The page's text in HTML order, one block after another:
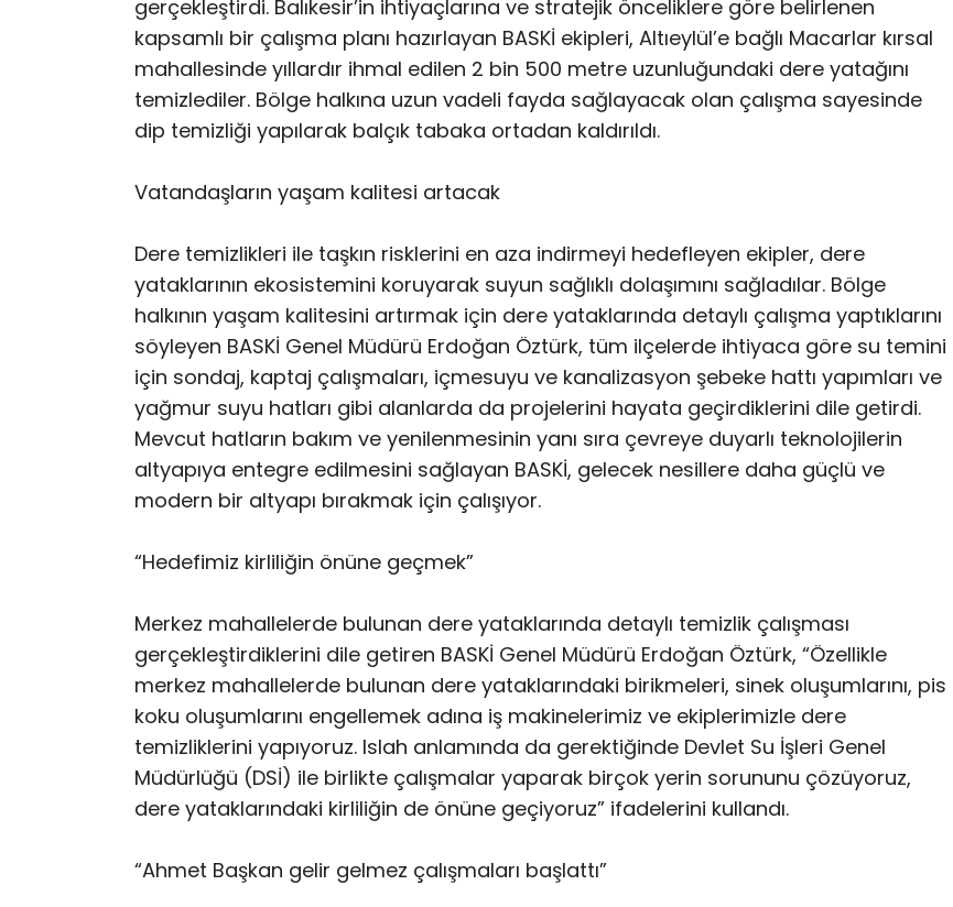
gerçekleştirdi. Balıkesir’in ihtiyaçlarına ve stratejik önceliklere göre belirlenen
kapsamlı bir çalışma planı hazırlayan BASKİ ekipleri, Altıeylül’e bağlı Macarlar kırsal
mahallesinde yıllardır ihmal edilen 2 bin 500 metre uzunluğundaki dere yatağını
temizlediler. Bölge halkına uzun vadeli fayda sağlayacak olan çalışma sayesinde
dip temizliği yapılarak balçık tabaka ortadan kaldırıldı.
Vatandaşların yaşam kalitesi artacak
Dere temizlikleri ile taşkın risklerini en aza indirmeyi hedefleyen ekipler, dere
yataklarının ekosistemini koruyarak suyun sağlıklı dolaşımını sağladılar. Bölge
halkının yaşam kalitesini artırmak için dere yataklarında detaylı çalışma yaptıklarını
söyleyen BASKİ Genel Müdürü Erdoğan Öztürk, tüm ilçelerde ihtiyaca göre su temini
için sondaj, kaptaj çalışmaları, içmesuyu ve kanalizasyon şebeke hattı yapımları ve
yağmur suyu hatları gibi alanlarda da projelerini hayata geçirdiklerini dile getirdi.
Mevcut hatların bakım ve yenilenmesinin yanı sıra çevreye duyarlı teknolojilerin
altyapıya entegre edilmesini sağlayan BASKİ, gelecek nesillere daha güçlü ve
modern bir altyapı bırakmak için çalışıyor.
“Hedefimiz kirliliğin önüne geçmek”
Merkez mahallelerde bulunan dere yataklarında detaylı temizlik çalışması
gerçekleştirdiklerini dile getiren BASKİ Genel Müdürü Erdoğan Öztürk, “Özellikle
merkez mahallelerde bulunan dere yataklarındaki birikmeleri, sinek oluşumlarını, pis
koku oluşumlarını engellemek adına iş makinelerimiz ve ekiplerimizle dere
temizliklerini yapıyoruz. Islah anlamında da gerektiğinde Devlet Su İşleri Genel
Müdürlüğü (DSİ) ile birlikte çalışmalar yaparak birçok yerin sorununu çözüyoruz,
dere yataklarındaki kirliliğin de önüne geçiyoruz” ifadelerini kullandı.
“Ahmet Başkan gelir gelmez çalışmaları başlattı”